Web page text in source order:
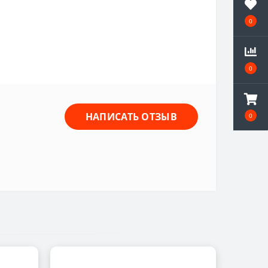
0
0
0
НАПИСАТЬ ОТЗЫВ